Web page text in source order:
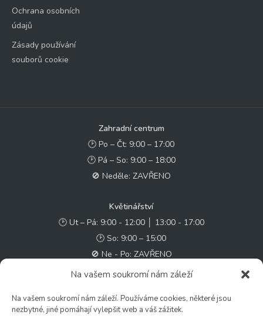
Na vašem soukromí nám záleží
Na vašem soukromí nám záleží. Používáme cookies, některé jsou
nezbytné, jiné pomáhají vylepšit web a váš zážitek.
Ochrana osobních
údajů
Zásady používání
souborů cookie
Zahradní centrum
🕑 Po – Čt: 9:00 – 17:00
🕑 Pá – So: 9:00 – 18:00
🚫 Neděle: ZAVŘENO
Květinářství
🕑 Ut – Pá: 9:00 - 12:00 │ 13:00 - 17:00
🕑 So: 9:00 – 15:00
🚫 Ne - Po: ZAVŘENO
✉️ e-shop@zcstrakovo.cz